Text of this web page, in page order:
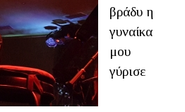
βράδυ η
γυναίκα
μου
γύρισε